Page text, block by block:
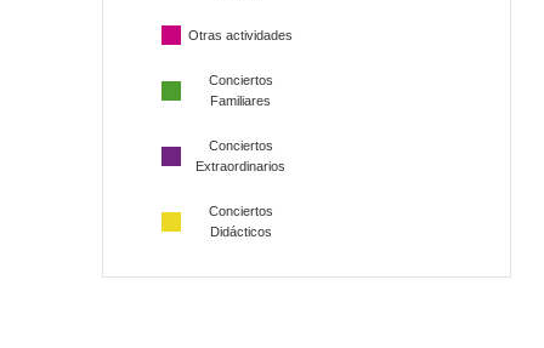
Otras actividades
Conciertos
Familiares
Conciertos
Extraordinarios
Conciertos
Didácticos